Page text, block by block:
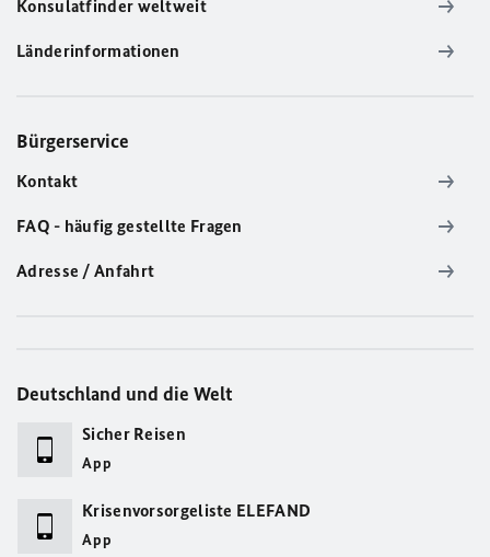
Konsulatfinder weltweit
Länderinformationen
Bürgerservice
Kontakt
FAQ - häufig gestellte Fragen
Adresse / Anfahrt
Deutschland und die Welt
Sicher Reisen
App
Krisenvorsorgeliste ELEFAND
App